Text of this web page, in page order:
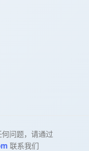
问题，请通过
联系我们